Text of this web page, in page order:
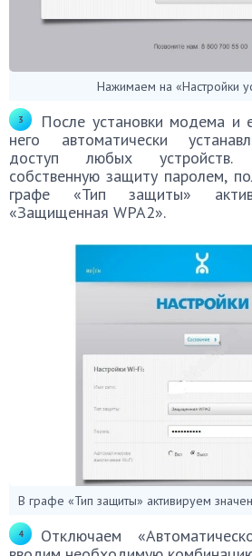
Нажимаем на «Настройки
После установки модема и
него автоматически
доступ любых устройств.
собственную защиту паролем,
графе «Тип защиты»
«Защищенная WPA2».
В графе «Тип защиты» активируем
Отключаем